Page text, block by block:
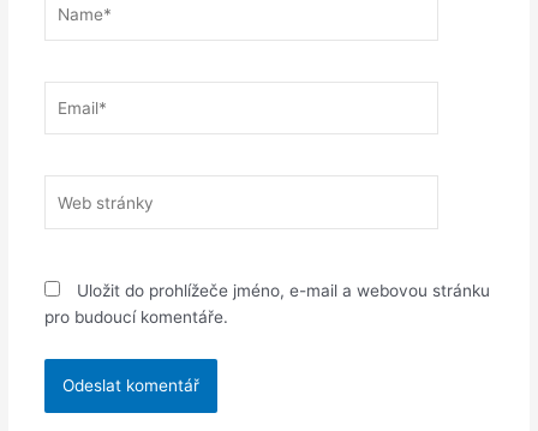
stránky
Uložit do prohlížeče jméno, e-mail a webovou stránku
pro budoucí komentáře.